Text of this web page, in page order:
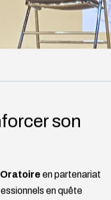
son
en partenariat
en quête